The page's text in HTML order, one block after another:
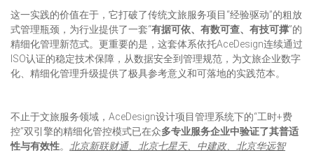
这一实践的价值在于，它打破了传统文旅服务项目“经验驱动”的粗放
式管理瓶颈，为行业提供了一套“有据可依、有数可查、有技可撑”的
精细化管理新范式。更重要的是，这套体系依托AceDesign连续通过
ISO认证的稳定技术保障，从数据安全到管理规范，为文旅企业数字
化、精细化管理升级提供了极具参考意义和可落地的实践范本。
不止于文旅服务领域，AceDesign设计项目管理系统下的“工时+费
控”双引擎的精细化管控模式已在众多专业服务企业中验证了其普适
性与有效性。
北京新联财通、北京七星天、中建政、北京华远智